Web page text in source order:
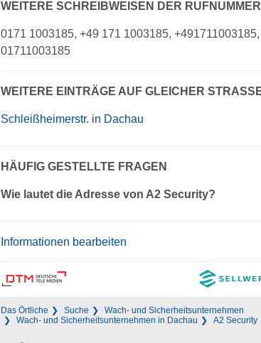
WEITERE SCHREIBWEISEN DER RUFNUMMER
0171 1003185, +49 171 1003185, +491711003185,
01711003185
WEITERE EINTRÄGE AUF GLEICHER STRASSE
Schleißheimerstr. in Dachau
HÄUFIG GESTELLTE FRAGEN
Wie lautet die Adresse von A2 Security?
Informationen bearbeiten
Das Örtliche Suche
Wach- und Sicherheitsunternehmen
Wach- und Sicherheitsunternehmen in Dachau
A2 Security